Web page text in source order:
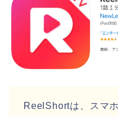
ReelShortは、スマ